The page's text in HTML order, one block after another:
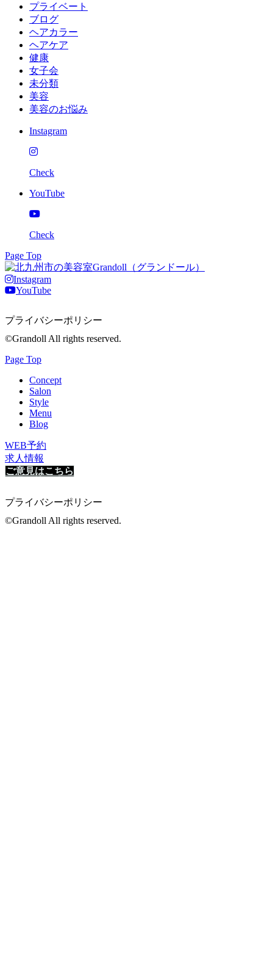
プライベート
ブログ
ヘアカラー
ヘアケア
健康
女子会
未分類
美容
美容のお悩み
Instagram
Check
YouTube
Check
Page Top
Instagram
YouTube
プライバシーポリシー
©Grandoll All rights reserved.
Page Top
Concept
Salon
Style
Menu
Blog
WEB予約
求人情報
ご意見はこちら
プライバシーポリシー
©Grandoll All rights reserved.